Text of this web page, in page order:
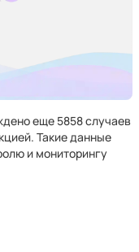
еще 5858 случаев
Такие данные
и мониторингу